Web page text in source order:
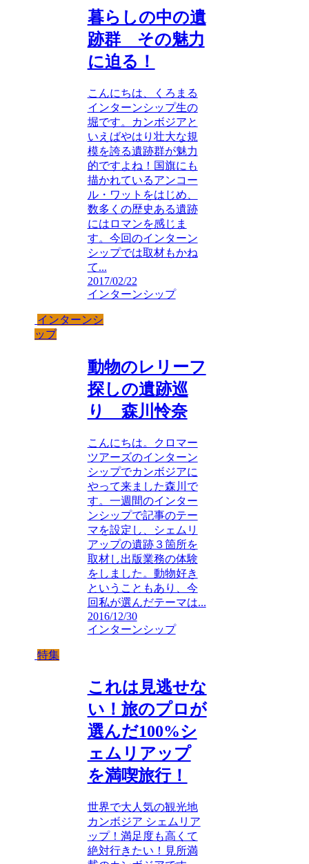
暮らしの中の遺
跡群 その魅力
に迫る！
こんにちは、くろまる
インターンシップ生の
堀です。カンボジアと
いえばやはり壮大な規
模を誇る遺跡群が魅力
的ですよね！国旗にも
描かれているアンコー
ル・ワットをはじめ、
数多くの歴史ある遺跡
にはロマンを感じま
す。今回のインターン
シップでは取材もかね
て...
2017/02/22
インターンシップ
インターンシ
ップ
動物のレリーフ
探しの遺跡巡
り 森川怜奈
こんにちは。クロマー
ツアーズのインターン
シップでカンボジアに
やって来ました森川で
す。一週間のインター
ンシップで記事のテー
マを設定し、シェムリ
アップの遺跡３箇所を
取材し出版業務の体験
をしました。動物好き
ということもあり、今
回私が選んだテーマは...
2016/12/30
インターンシップ
特集
これは見逃せな
い！旅のプロが
選んだ100%シ
ェムリアップ
を満喫旅行！
世界で大人気の観光地
カンボジア シェムリア
ップ！満足度も高くて
絶対行きたい！見所満